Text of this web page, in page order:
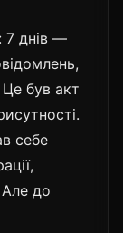
7 днів —
Це був акт
себе
до